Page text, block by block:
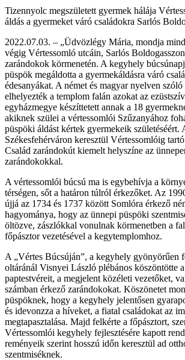
Tizennyolc megszületett gyermek hálája
áldás a gyermeket váró családokra Sarlós
2022.07.03. – „Üdvözlégy Mária, mondja
végig Vértessomló utcáin, Sarlós
zarándokok körmenetén. A kegyhely
püspök megáldotta a gyermekáldásra váró
édesanyákat. A német és magyar nyelven szóló
elhelyezték a templom falán azokat az
egyházmegye készíttetett annak a 18
akiknek szülei a vértessomlói Szűzanyához
püspöki áldást kértek gyermekeik születéséért.
Székesfehérváron keresztül Vértessomlóig
Család zarándokút kiemelt helyszíne az
zarándokokkal.
A vértessomlói búcsú ma is egybehívja a
térségen, sőt a határon túlról érkezőket. Az
újjá az 1734 és 1737 között Somlóra érkező
hagyománya, hogy az ünnepi püspöki
öltözve, zászlókkal vonulnak körmenetben a
főpásztor vezetésével a kegytemplomhoz.
A „Vértes Búcsúján”, a kegyhely gyönyörűen
oltáránál Visnyei László plébános köszöntötte
paptestvéreit, a megjelent közéleti vezetőket,
számban érkező zarándokokat. Köszönetet
püspöknek, hogy a kegyhely jelentősen
és idevonzza a híveket, a fiatal családokat az
megtapasztalása. Majd felkérte a főpásztort,
Vértessomlói kegyhely fejlesztésére kapott
reményeik szerint hosszú időn keresztül ad
szentmiséknek.